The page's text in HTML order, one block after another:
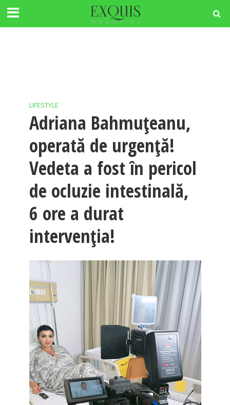
LIFESTYLE
Adriana Bahmuţeanu,
operată de urgenţă!
Vedeta a fost în pericol
de ocluzie intestinală,
6 ore a durat
intervenţia!